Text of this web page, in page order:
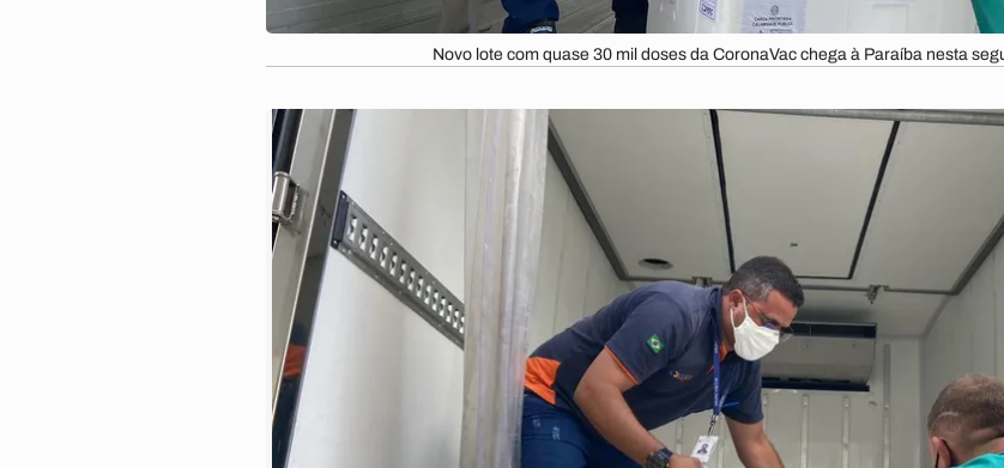
Novo lote com quase 30 mil doses da CoronaVac chega à Paraíba nesta